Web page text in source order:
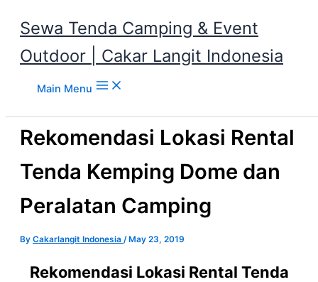
Sewa Tenda Camping & Event
Outdoor | Cakar Langit Indonesia
Main Menu
Rekomendasi Lokasi Rental
Tenda Kemping Dome dan
Peralatan Camping
By Cakarlangit Indonesia / May 23, 2019
Rekomendasi Lokasi Rental Tenda